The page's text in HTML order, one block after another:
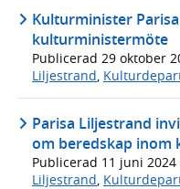
Kulturminister
kulturministermöte
Publicerad 29 oktober
Liljestrand,
Parisa Liljestrand
om beredskap inom
Publicerad 11 juni 2024
Liljestrand